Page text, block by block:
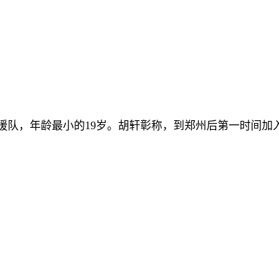
，年龄最小的19岁。胡轩彰称，到郑州后第一时间